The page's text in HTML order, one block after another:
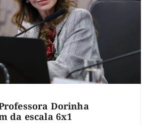
Dorinha
da escala 6x1